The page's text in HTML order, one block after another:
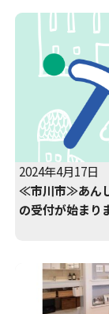
2024年4月17日
≪市川市≫あん
の受付が始まり